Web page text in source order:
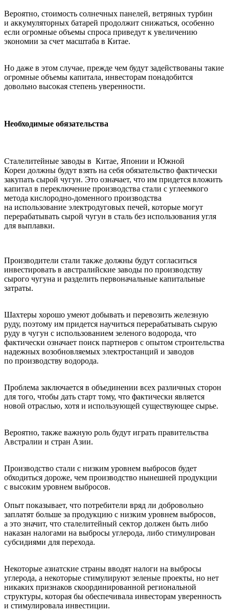
Вероятно, стоимость солнечных панелей, ветряных турбин
и аккумуляторных батарей продолжит снижаться, особенно
если огромные объемы спроса приведут к увеличению
экономии за счет масштаба в Китае.
Но даже в этом случае, прежде чем будут задействованы такие
огромные объемы капитала, инвесторам понадобится
довольно высокая степень уверенности.
Необходимые обязательства
Сталелитейные заводы в Китае, Японии и Южной
Кореи должны будут взять на себя обязательство фактически
закупать сырой чугун. Это означает, что им придется вложить
капитал в переключение производства стали с углеемкого
метода кислородно-доменного производства
на использование электродуговых печей, которые могут
перерабатывать сырой чугун в сталь без использования угля
для выплавки.
Производители стали также должны будут согласиться
инвестировать в австралийские заводы по производству
сырого чугуна и разделить первоначальные капитальные
затраты.
Шахтеры хорошо умеют добывать и перевозить железную
руду, поэтому им придется научиться перерабатывать сырую
руду в чугун с использованием зеленого водорода, что
фактически означает поиск партнеров с опытом строительства
надежных возобновляемых электростанций и заводов
по производству водорода.
Проблема заключается в объединении всех различных сторон
для того, чтобы дать старт тому, что фактически является
новой отраслью, хотя и использующей существующее сырье.
Вероятно, также важную роль будут играть правительства
Австралии и стран Азии.
Производство стали с низким уровнем выбросов будет
обходиться дороже, чем производство нынешней продукции
с высоким уровнем выбросов.
Опыт показывает, что потребители вряд ли добровольно
заплатят больше за продукцию с низким уровнем выбросов,
а это значит, что сталелитейный сектор должен быть либо
наказан налогами на выбросы углерода, либо стимулирован
субсидиями для перехода.
Некоторые азиатские страны вводят налоги на выбросы
углерода, а некоторые стимулируют зеленые проекты, но нет
никаких признаков скоординированной региональной
структуры, которая бы обеспечивала инвесторам уверенность
и стимулировала инвестиции.